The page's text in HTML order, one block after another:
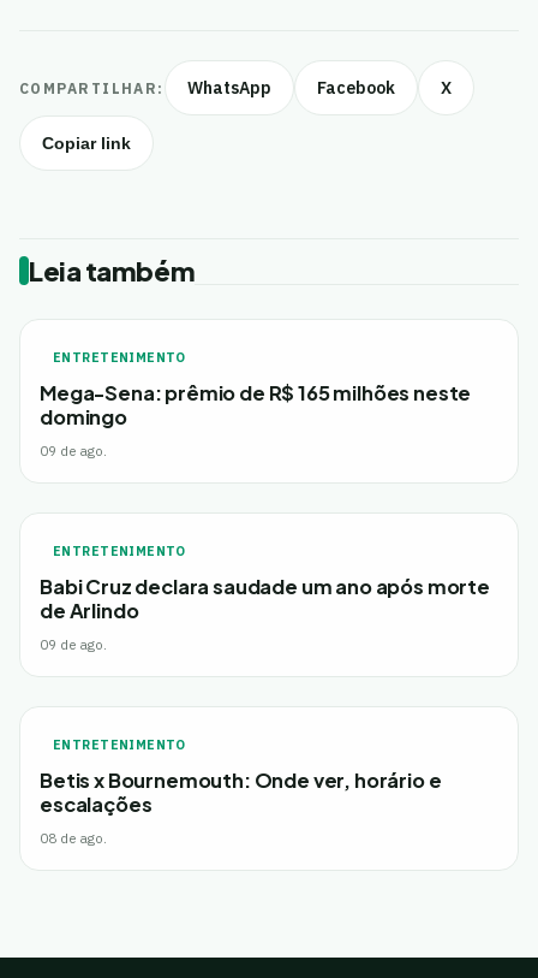
COMPARTILHAR: WhatsApp Facebook X
Copiar link
Leia também
ENTRETENIMENTO
Mega-Sena: prêmio de R$ 165 milhões neste
domingo
09 de ago.
ENTRETENIMENTO
Babi Cruz declara saudade um ano após morte
de Arlindo
09 de ago.
ENTRETENIMENTO
Betis x Bournemouth: Onde ver, horário e
escalações
08 de ago.